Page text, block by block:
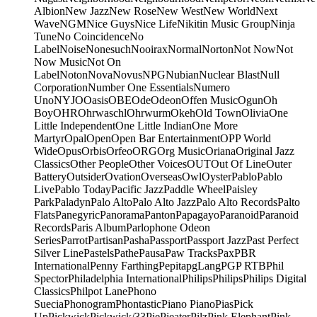
AlbionNew JazzNew RoseNew WestNew WorldNext
WaveNGMNice GuysNice LifeNikitin Music GroupNinja
TuneNo CoincidenceNo
LabelNoiseNonesuchNooiraxNormalNortonNot NowNot
Now MusicNot On
LabelNotonNovaNovusNPGNubianNuclear BlastNull
CorporationNumber One EssentialsNumero
UnoNYJOOasisOBEOdeOdeonOffen MusicOgunOh
BoyOHROhrwaschlOhrwurmOkehOld TownOliviaOne
Little IndependentOne Little IndianOne More
MartyrOpalOpenOpen Bar EntertainmentOPP World
WideOpusOrbisOrfeoORGOrg MusicOrianaOriginal Jazz
ClassicsOther PeopleOther VoicesOUTOut Of LineOuter
BatteryOutsiderOvationOverseasOwlOysterPabloPablo
LivePablo TodayPacific JazzPaddle WheelPaisley
ParkPaladynPalo AltoPalo Alto JazzPalo Alto RecordsPalto
FlatsPanegyricPanoramaPantonPapagayoParanoidParanoid
RecordsParis AlbumParlophone Odeon
SeriesParrotPartisanPashaPassportPassport JazzPast Perfect
Silver LinePastelsPathePausaPaw TracksPaxPBR
InternationalPenny FarthingPepitapgLangPGP RTBPhil
SpectorPhiladelphia InternationalPhilipsPhilipsPhilips Digital
ClassicsPhilpot LanePhono
SueciaPhonogramPhontasticPiano PianoPiasPick